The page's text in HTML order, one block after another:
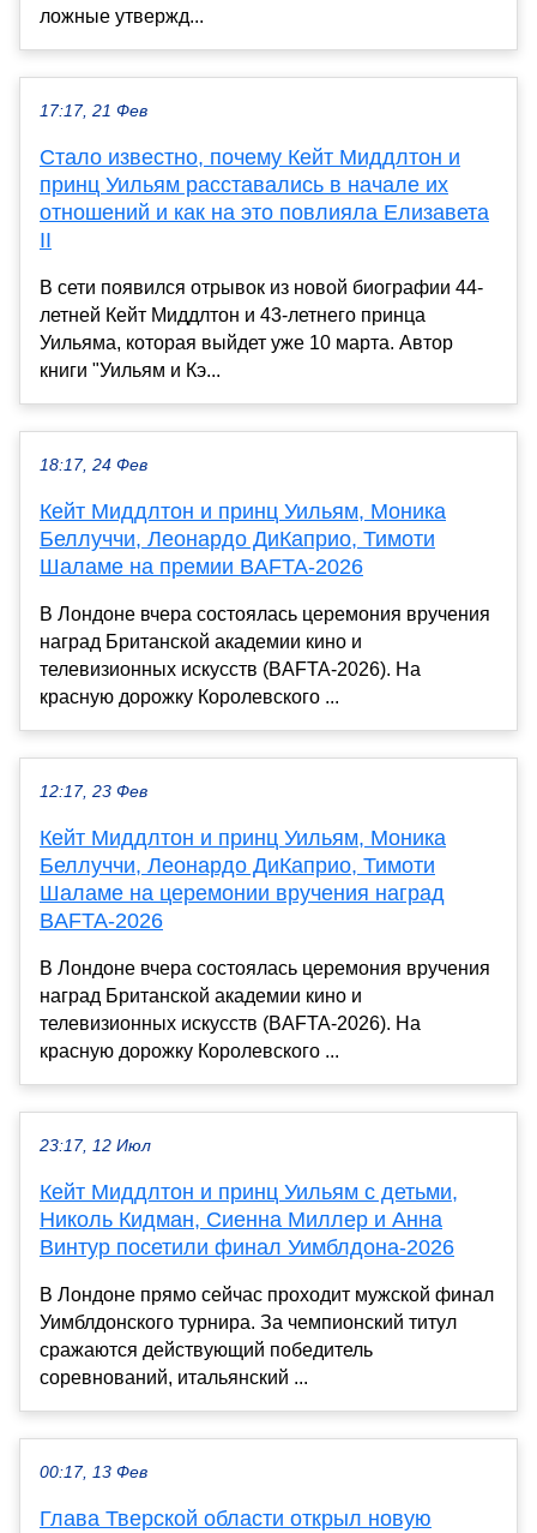
ложные утвержд...
17:17, 21 Фев
Стало известно, почему Кейт Миддлтон и
принц Уильям расставались в начале их
отношений и как на это повлияла Елизавета
II
В сети появился отрывок из новой биографии 44-
летней Кейт Миддлтон и 43-летнего принца
Уильяма, которая выйдет уже 10 марта. Автор
книги "Уильям и Кэ...
18:17, 24 Фев
Кейт Миддлтон и принц Уильям, Моника
Беллуччи, Леонардо ДиКаприо, Тимоти
Шаламе на премии BAFTA-2026
В Лондоне вчера состоялась церемония вручения
наград Британской академии кино и
телевизионных искусств (BAFTA-2026). На
красную дорожку Королевского ...
12:17, 23 Фев
Кейт Миддлтон и принц Уильям, Моника
Беллуччи, Леонардо ДиКаприо, Тимоти
Шаламе на церемонии вручения наград
BAFTA-2026
В Лондоне вчера состоялась церемония вручения
наград Британской академии кино и
телевизионных искусств (BAFTA-2026). На
красную дорожку Королевского ...
23:17, 12 Июл
Кейт Миддлтон и принц Уильям с детьми,
Николь Кидман, Сиенна Миллер и Анна
Винтур посетили финал Уимблдона-2026
В Лондоне прямо сейчас проходит мужской финал
Уимблдонского турнира. За чемпионский титул
сражаются действующий победитель
соревнований, итальянский ...
00:17, 13 Фев
Глава Тверской области открыл новую